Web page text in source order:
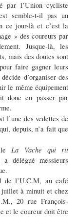
l’Union cycliste
semble-t-il pas un
ce jour-là et c’est la
» des coureurs par
Jusque-là, les
mais des doutes sont
faire gagner leurs
d’organiser des
le même équipement
donc en passer par
l’une des vedettes de
depuis, n’a fait que
La Vache qui rit
délégué messieurs
de l’U.C.M, au café
juillet à minuit et chez
20 rue François-
et le coureur doit être